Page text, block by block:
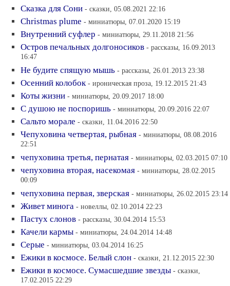
Сказка для Сони - сказки, 05.08.2021 22:16
Christmas plume - миниатюры, 07.01.2020 15:19
Внутренний суфлер - миниатюры, 29.11.2018 21:56
Остров печальных долгоносиков - рассказы, 16.09.2013
16:47
Не будите спящую мышь - рассказы, 26.01.2013 23:38
Осенний колобок - ироническая проза, 19.12.2015 21:43
Коты жизни - миниатюры, 20.09.2017 18:00
С душою не поспоришь - миниатюры, 20.09.2016 22:07
Сальто морале - сказки, 11.04.2016 22:50
Чепуховина четвертая, рыбная - миниатюры, 08.08.2016
22:51
чепуховина третья, пернатая - миниатюры, 02.03.2015 07:10
чепуховина вторая, насекомая - миниатюры, 28.02.2015
00:09
чепуховина первая, зверская - миниатюры, 26.02.2015 23:14
Живет минога - новеллы, 02.10.2014 22:23
Пастух слонов - рассказы, 30.04.2014 15:53
Качели кармы - миниатюры, 24.04.2014 14:48
Серые - миниатюры, 03.04.2014 16:25
Ежики в космосе. Белый слон - сказки, 21.12.2015 22:30
Ежики в космосе. Сумасшедшие звезды - сказки,
17.02.2015 22:29